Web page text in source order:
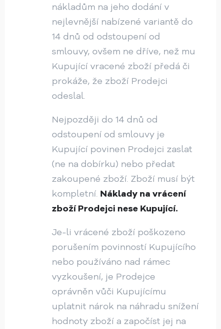
nákladům na jeho dodání v
nejlevnější nabízené variantě do
14 dnů od odstoupení od
smlouvy, ovšem ne dříve, než mu
Kupující vracené zboží předá či
prokáže, že zboží Prodejci
odeslal.
Nejpozději do 14 dnů od
odstoupení od smlouvy je
Kupující povinen Prodejci zaslat
(ne na dobírku) nebo předat
zakoupené zboží. Zboží musí být
kompletní. Náklady na vrácení
zboží Prodejci nese Kupující.
Je-li vrácené zboží poškozeno
porušením povinností Kupujícího
nebo používáno nad rámec
vyzkoušení, je Prodejce
oprávněn vůči Kupujícímu
uplatnit nárok na náhradu snížení
hodnoty zboží a započíst jej na